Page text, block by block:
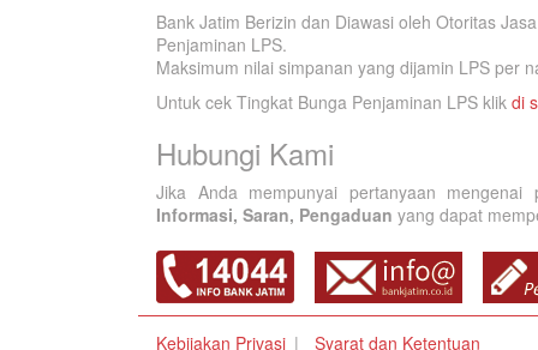
Bank Jatim Berizin dan Diawasi oleh Otoritas
Penjaminan LPS.
Maksimum nilai simpanan yang dijamin LPS per
Untuk cek Tingkat Bunga Penjaminan LPS klik di
Hubungi Kami
Jika Anda mempunyai pertanyaan
Informasi, Saran, Pengaduan yang dapat
Kebijakan Privasi Syarat dan Ketentuan